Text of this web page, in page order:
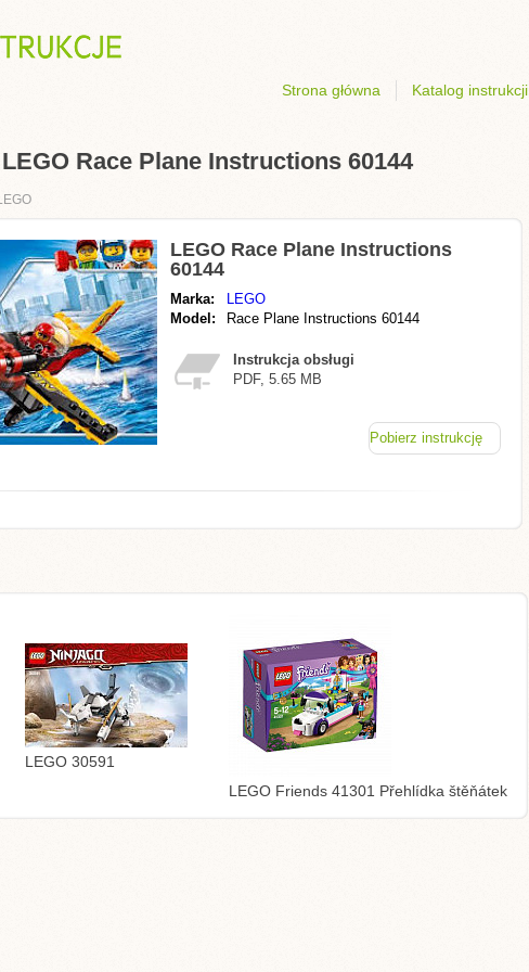
Strona główna Katalog instrukcji
Race Plane Instructions 60144
LEGO Race Plane Instructions
60144
Marka:
LEGO
Model:
Race Plane Instructions 60144
Instrukcja obsługi
PDF, 5.65 MB
Pobierz instrukcję
LEGO 30591
LEGO Friends 41301 Přehlídka štěňátek